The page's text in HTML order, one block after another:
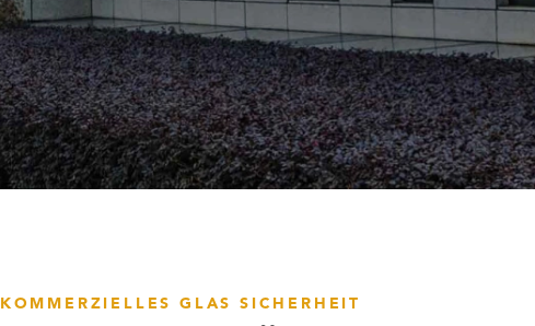
KOMMERZIELLES GLAS SICHERHEIT